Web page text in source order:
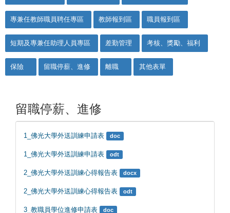
專兼任教師職員聘任專區 教師報到區 職員報到區
短期及專兼任助理人員專區 差勤管理 考核、獎勵、福利
保險 留職停薪、進修 離職 其他表單
留職停薪、進修
1_佛光大學外送訓練申請表 doc
1_佛光大學外送訓練申請表 odt
2_佛光大學外送訓練心得報告表 docx
2_佛光大學外送訓練心得報告表 odt
3_教職員學位進修申請表 doc